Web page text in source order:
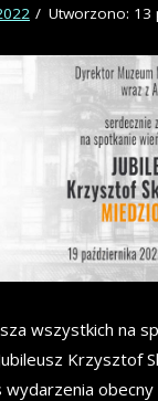
Utworzono: 13
wszystkich na
Krzysztof